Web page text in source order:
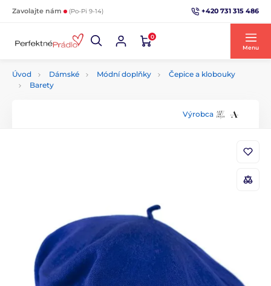
Zavolajte nám (Po-Pi 9-14) +420 731 315 486
0
Menu
Úvod Dámské Módní doplňky
Čepice a klobouky
Barety
Výrobca